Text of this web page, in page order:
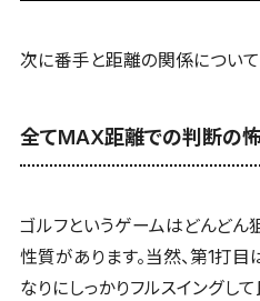
次に番手と距離の関係について
全てMAX距離での判断の
ゴルフというゲームはどんどん
性質があります。当然、第1打
なりにしっかりフルスイングして